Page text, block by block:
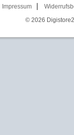
Impressum
© 2026